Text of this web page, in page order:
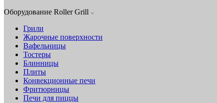
Оборудование Roller Grill
Грили
Жарочные поверхности
Вафельницы
Тостеры
Блинницы
Плиты
Конвекционные печи
Фритюрницы
Печи для пиццы